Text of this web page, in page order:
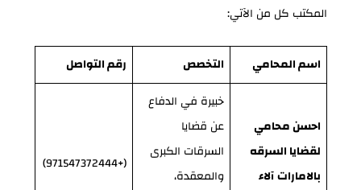
المكتب كل من الآتي:
اسم المحامي التخصص رقم التواصل
احسن محامي
لقضايا السرقه
بالاماراتآلاء
خبيرة في الدفاع
عن قضايا
السرقات الكبرى
والمعقدة،
(+971547372444)